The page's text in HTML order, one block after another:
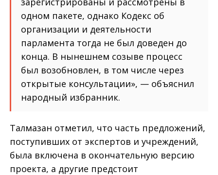
одном пакете, однако Кодекс об
организации и деятельности
парламента тогда не был доведен до
конца. В нынешнем созыве процесс
был возобновлен, в том числе через
открытые консультации», — объяснил
народный избранник.
Талмазан отметил, что часть предложений,
поступивших от экспертов и учреждений,
была включена в окончательную версию
проекта, а другие предстоит